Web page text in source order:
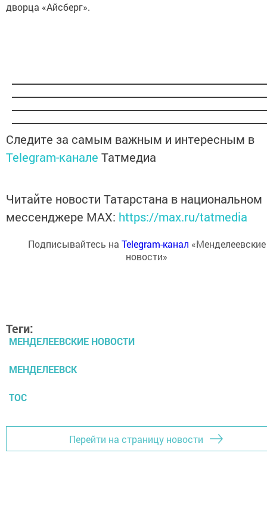
дворца «Айсберг».
Следите за самым важным и интересным в
Telegram-канале Татмедиа
Читайте новости Татарстана в национальном
мессенджере MАХ: https://max.ru/tatmedia
Подписывайтесь на Telegram-канал «Менделеевские
новости»
Теги:
МЕНДЕЛЕЕВСКИЕ НОВОСТИ
МЕНДЕЛЕЕВСК
ТОС
Перейти на страницу новости